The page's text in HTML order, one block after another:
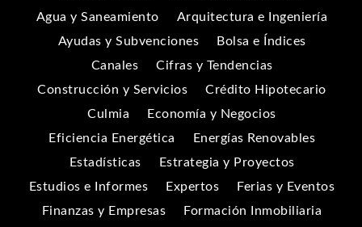
Agua y Saneamiento
Arquitectura e Ingeniería
Ayudas y Subvenciones
Bolsa e Índices
Canales
Cifras y Tendencias
Construcción y Servicios
Crédito Hipotecario
Culmia
Economía y Negocios
Eficiencia Energética
Energías Renovables
Estadísticas
Estrategia y Proyectos
Estudios e Informes
Expertos
Ferias y Eventos
Finanzas y Empresas
Formación Inmobiliaria